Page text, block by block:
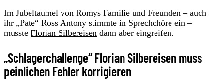
Im Jubeltaumel von Romys Familie und Freunden – auch
ihr „Pate“ Ross Antony stimmte in Sprechchöre ein –
musste Florian Silbereisen dann aber eingreifen.
„Schlagerchallenge“ Florian Silbereisen muss
peinlichen Fehler korrigieren